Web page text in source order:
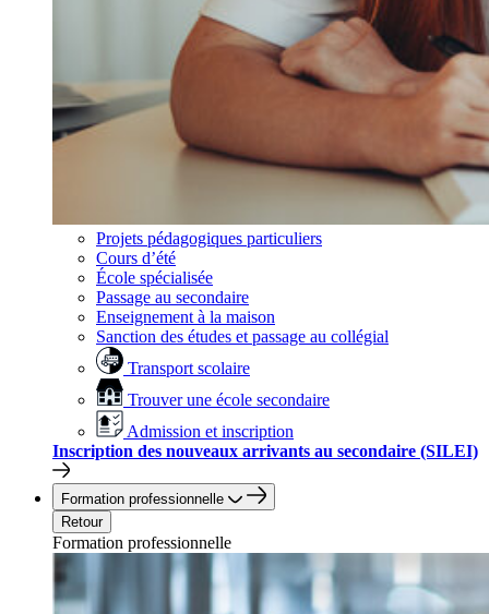
Projets pédagogiques particuliers
Cours d’été
École spécialisée
Passage au secondaire
Enseignement à la maison
Sanction des études et passage au collégial
Transport scolaire
Trouver une école secondaire
Admission et inscription
Inscription des nouveaux arrivants au secondaire (SILEI)
Formation professionnelle
Retour
Formation professionnelle